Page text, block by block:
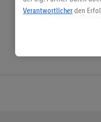
Verantwortlicherden
angereicherten Profilen.
Kaufverhalten in den
genauen Standortdaten)
Erfolgsmessung der
Sicherung und